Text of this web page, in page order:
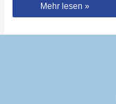
Tage
Offizieller
Mehr lesen »